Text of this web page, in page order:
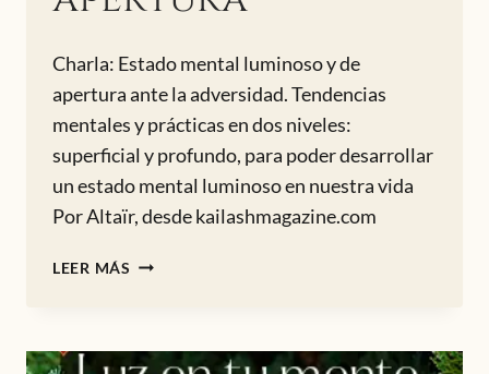
Charla: Estado mental luminoso y de
apertura ante la adversidad. Tendencias
mentales y prácticas en dos niveles:
superficial y profundo, para poder desarrollar
un estado mental luminoso en nuestra vida
Por Altaïr, desde kailashmagazine.com
LEER MÁS ESTADO
DE